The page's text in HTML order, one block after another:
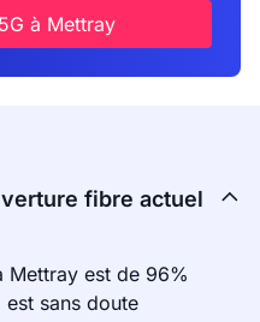
à Mettray
fibre actuel
Mettray est de 96%
est sans doute